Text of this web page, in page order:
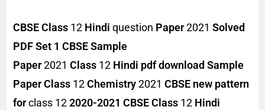
CBSE Class 12 Hindiquestion Paper2021Solved
PDF Set 1CBSE Sample
Paper2021Class 12 Hindi pdf downloadSample
Paper Class 12Chemistry2021CBSE new pattern
forclass 122020-2021CBSE Class 12 Hindi